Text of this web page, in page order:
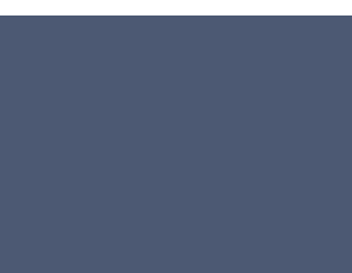
499,00 €300,00 €.